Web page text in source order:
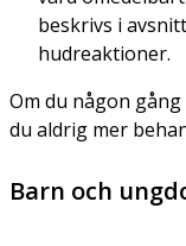
beskrivs i
hudreaktioner.
Om du någon
du aldrig mer
Barn och